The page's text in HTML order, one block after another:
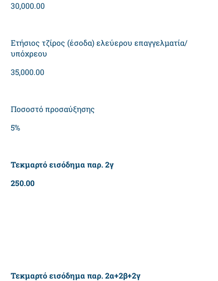
30,000.00
Ετήσιος τζίρος (έσοδα) ελεύερου επαγγελματία/
υπόχρεου
35,000.00
Ποσοστό προσαύξησης
5%
Τεκμαρτό εισόδημα παρ. 2γ
250.00
Τεκμαρτό εισόδημα παρ. 2α+2β+2γ